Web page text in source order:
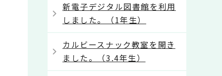
新電子デジタル図書館を利用
しました。（1年生）
カルビースナック教室を開き
ました。（3.4年生）